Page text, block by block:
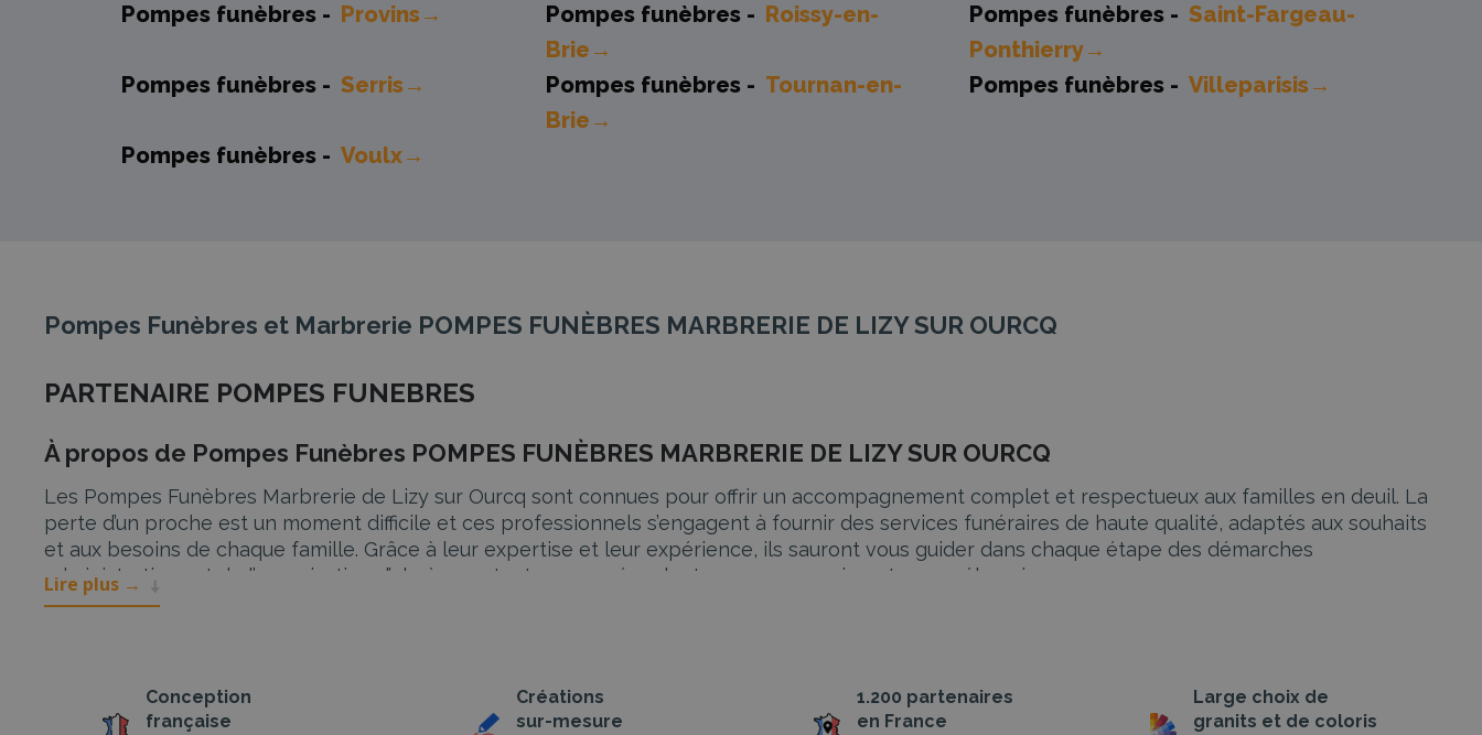
Pompes funèbres - Provins→ Pompes funèbres - Roissy-en-
Brie→
Pompes funèbres - Saint-Fargeau-
Ponthierry→
Pompes funèbres - Serris→ Pompes funèbres - Tournan-en-
Brie→
Pompes funèbres - Villeparisis→
Pompes funèbres - Voulx→
Pompes Funèbres et Marbrerie POMPES FUNÈBRES MARBRERIE DE LIZY SUR OURCQ
PARTENAIRE POMPES FUNEBRES
À propos de Pompes Funèbres POMPES FUNÈBRES MARBRERIE DE LIZY SUR OURCQ
Les Pompes Funèbres Marbrerie de Lizy sur Ourcq sont connues pour offrir un accompagnement complet et respectueux aux familles en deuil. La
perte d’un proche est un moment difficile et ces professionnels s’engagent à fournir des services funéraires de haute qualité, adaptés aux souhaits
et aux besoins de chaque famille. Grâce à leur expertise et leur expérience, ils sauront vous guider dans chaque étape des démarches
administratives et de l’organisation d’obsèques, tout en vous épaulant avec compassion et compréhension.
L’organisation d’obsèques peut sembler compliquée, surtout lorsque l’on est submergé par le chagrin. Les Pompes Funèbres Marbrerie de Lizy sur
Lire plus →
Conception
française
Créations
sur-mesure
1.200 partenaires
en France
Large choix de
granits et de coloris